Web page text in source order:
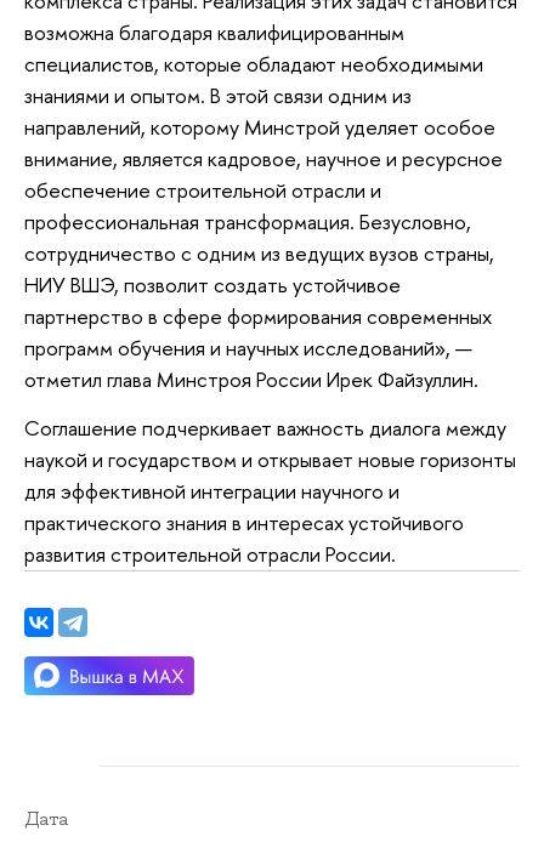
возможна благодаря квалифицированным
специалистов, которые обладают необходимыми
знаниями и опытом. В этой связи одним из
направлений, которому Минстрой уделяет особое
внимание, является кадровое, научное и ресурсное
обеспечение строительной отрасли и
профессиональная трансформация. Безусловно,
сотрудничество с одним из ведущих вузов страны,
НИУ ВШЭ, позволит создать устойчивое
партнерство в сфере формирования современных
программ обучения и научных исследований», —
отметил глава Минстроя России Ирек Файзуллин.
Соглашение подчеркивает важность диалога между
наукой и государством и открывает новые горизонты
для эффективной интеграции научного и
практического знания в интересах устойчивого
развития строительной отрасли России.
Дата